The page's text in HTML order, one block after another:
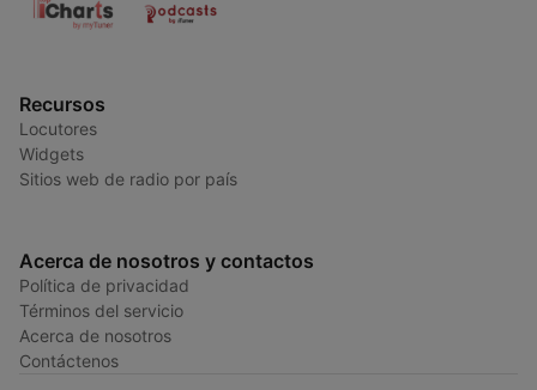
Recursos
Locutores
Widgets
Sitios web de radio por país
Acerca de nosotros y contactos
Política de privacidad
Términos del servicio
Acerca de nosotros
Contáctenos